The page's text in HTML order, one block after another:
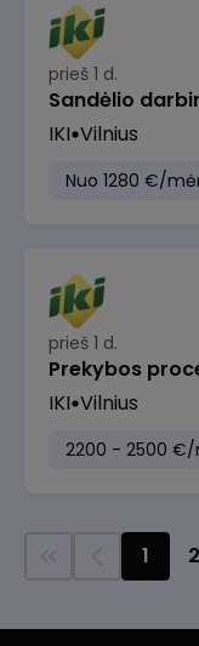
prieš 1 d.
Sandėlio
IKI Vilnius
Nuo 1280 €/
prieš 1 d.
Prekybos
IKI Vilnius
2200 - 2500 €/
1 2